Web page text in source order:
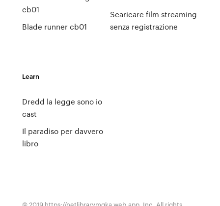
cb01
Blade runner cb01
Scaricare film streaming
senza registrazione
Learn
Dredd la legge sono io
cast
Il paradiso per davvero
libro
© 2019 https://netlibrarymqka.web.app, Inc. All rights